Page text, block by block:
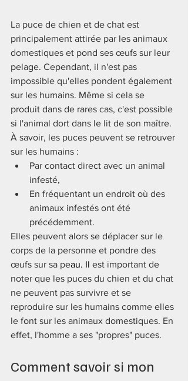
La puce de chien et de chat est
principalement attirée par les animaux
domestiques et pond ses œufs sur leur
pelage. Cependant, il n'est pas
impossible qu'elles pondent également
sur les humains. Même si cela se
produit dans de rares cas, c'est possible
si l'animal dort dans le lit de son maître.
À savoir, les puces peuvent se retrouver
sur les humains :
Par contact direct avec un animal
infesté,
En fréquentant un endroit où des
animaux infestés ont été
précédemment.
Elles peuvent alors se déplacer sur le
corps de la personne et pondre des
œufs sur sa peau. Il est important de
noter que les puces du chien et du chat
ne peuvent pas survivre et se
reproduire sur les humains comme elles
le font sur les animaux domestiques. En
effet, l'homme a ses "propres" puces.
Comment savoir si mon